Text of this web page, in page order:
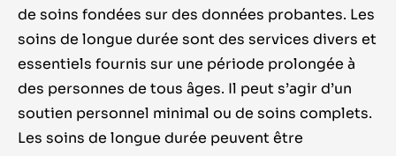
de soins fondées sur des données probantes. Les
soins de longue durée sont des services divers et
essentiels fournis sur une période prolongée à
des personnes de tous âges. Il peut s’agir d’un
soutien personnel minimal ou de soins complets.
Les soins de longue durée peuvent être